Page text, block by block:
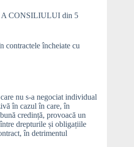
CONSILIULUI din 5
contractele încheiate cu
nu s-a negociat individual
în cazul în care, în
credință, provoacă un
drepturile și obligațiile
în detrimentul